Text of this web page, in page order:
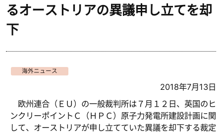
るオーストリアの異議申し立てを却
下
海外ニュース
2018年7月13日
欧州連合（ＥＵ）の一般裁判所は７月１２日、英国のヒ
ンクリーポイントＣ（ＨＰＣ）原子力発電所建設計画に関
して、オーストリアが申し立てていた異議を却下する裁定